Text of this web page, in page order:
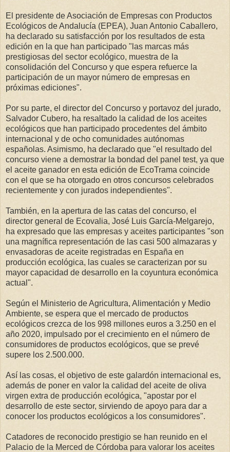
El presidente de Asociación de Empresas con Productos
Ecológicos de Andalucía (EPEA), Juan Antonio Caballero,
ha declarado su satisfacción por los resultados de esta
edición en la que han participado "las marcas más
prestigiosas del sector ecológico, muestra de la
consolidación del Concurso y que espera refuerce la
participación de un mayor número de empresas en
próximas ediciones".
Por su parte, el director del Concurso y portavoz del jurado,
Salvador Cubero, ha resaltado la calidad de los aceites
ecológicos que han participado procedentes del ámbito
internacional y de ocho comunidades autónomas
españolas. Asimismo, ha declarado que "el resultado del
concurso viene a demostrar la bondad del panel test, ya que
el aceite ganador en esta edición de EcoTrama coincide
con el que se ha otorgado en otros concursos celebrados
recientemente y con jurados independientes".
También, en la apertura de las catas del concurso, el
director general de Ecovalia, José Luis García-Melgarejo,
ha expresado que las empresas y aceites participantes "son
una magnífica representación de las casi 500 almazaras y
envasadoras de aceite registradas en España en
producción ecológica, las cuales se caracterizan por su
mayor capacidad de desarrollo en la coyuntura económica
actual".
Según el Ministerio de Agricultura, Alimentación y Medio
Ambiente, se espera que el mercado de productos
ecológicos crezca de los 998 millones euros a 3.250 en el
año 2020, impulsado por el crecimiento en el número de
consumidores de productos ecológicos, que se prevé
supere los 2.500.000.
Así las cosas, el objetivo de este galardón internacional es,
además de poner en valor la calidad del aceite de oliva
virgen extra de producción ecológica, "apostar por el
desarrollo de este sector, sirviendo de apoyo para dar a
conocer los productos ecológicos a los consumidores".
Catadores de reconocido prestigio se han reunido en el
Palacio de la Merced de Córdoba para valorar los aceites